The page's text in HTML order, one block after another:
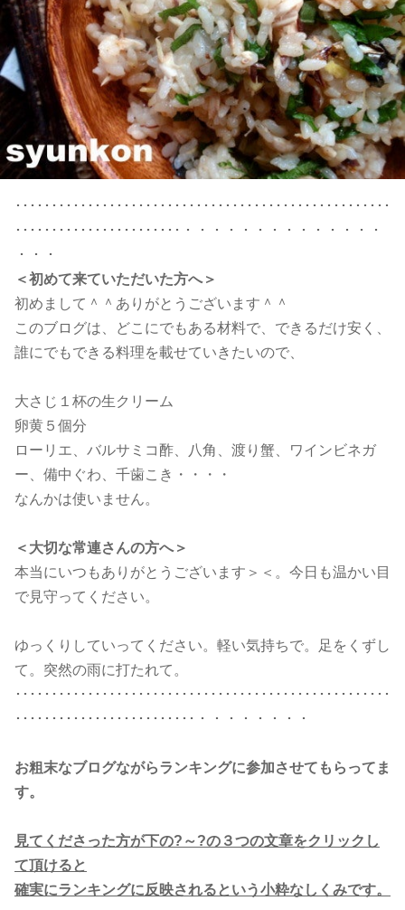
････････････････････････････････････････････････････
･･･････････････････････・・・・・・・・・・・・・・
・・・
＜初めて来ていただいた方へ＞
初めまして＾＾ありがとうございます＾＾
このブログは、どこにでもある材料で、できるだけ安く、
誰にでもできる料理を載せていきたいので、
大さじ１杯の生クリーム
卵黄５個分
ローリエ、バルサミコ酢、八角、渡り蟹、ワインビネガ
ー、備中ぐわ、千歯こき・・・・
なんかは使いません。
＜大切な常連さんの方へ＞
本当にいつもありがとうございます＞＜。今日も温かい目
で見守ってください。
ゆっくりしていってください。軽い気持ちで。足をくずし
て。突然の雨に打たれて。
････････････････････････････････････････････････････
･････････････････････････・・・・・・・・
お粗末なブログながらランキングに参加させてもらってま
す。
見てくださった方が下の?～?の３つの文章をクリックし
て頂けると
確実にランキングに反映されるという小粋なしくみです。